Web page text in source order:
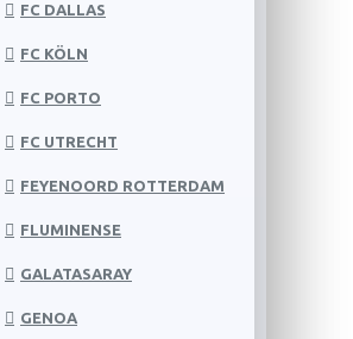
FC DALLAS
FC KÖLN
FC PORTO
FC UTRECHT
FEYENOORD ROTTERDAM
FLUMINENSE
GALATASARAY
GENOA